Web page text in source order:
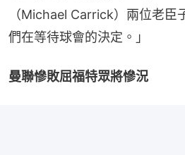
（Michael Carrick）兩位老臣
們在等待球會的決定。」
曼聯慘敗屈福特眾將慘況